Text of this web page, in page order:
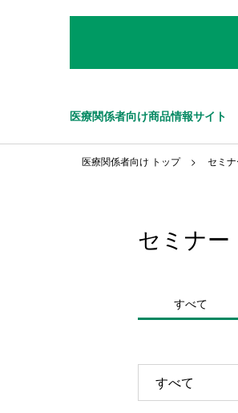
医療関係者向け商品情報サイト
医療関係者向け トップ セミナ
セミナー
すべて